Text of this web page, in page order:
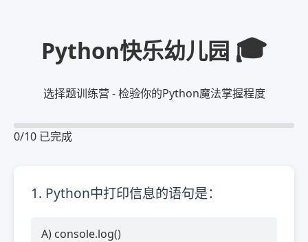
Python快乐幼儿园 🎓
选择题训练营 - 检验你的Python魔法掌握程度
0/10 已完成
1. Python中打印信息的语句是：
A) console.log()